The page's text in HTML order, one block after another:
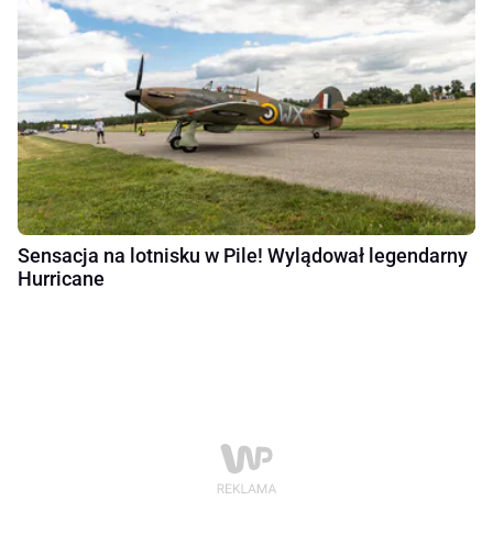
Sensacja na lotnisku w Pile! Wylądował legendarny
Hurricane